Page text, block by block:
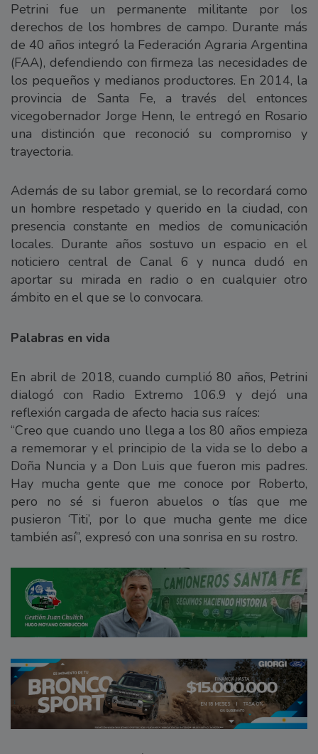
Petrini fue un permanente militante por los
derechos de los hombres de campo. Durante más
de 40 años integró la Federación Agraria Argentina
(FAA), defendiendo con firmeza las necesidades de
los pequeños y medianos productores. En 2014, la
provincia de Santa Fe, a través del entonces
vicegobernador Jorge Henn, le entregó en Rosario
una distinción que reconoció su compromiso y
trayectoria.
Además de su labor gremial, se lo recordará como
un hombre respetado y querido en la ciudad, con
presencia constante en medios de comunicación
locales. Durante años sostuvo un espacio en el
noticiero central de Canal 6 y nunca dudó en
aportar su mirada en radio o en cualquier otro
ámbito en el que se lo convocara.
Palabras en vida
En abril de 2018, cuando cumplió 80 años, Petrini
dialogó con Radio Extremo 106.9 y dejó una
reflexión cargada de afecto hacia sus raíces:
“Creo que cuando uno llega a los 80 años empieza
a rememorar y el principio de la vida se lo debo a
Doña Nuncia y a Don Luis que fueron mis padres.
Hay mucha gente que me conoce por Roberto,
pero no sé si fueron abuelos o tías que me
pusieron ‘Titi’, por lo que mucha gente me dice
también así”, expresó con una sonrisa en su rostro.